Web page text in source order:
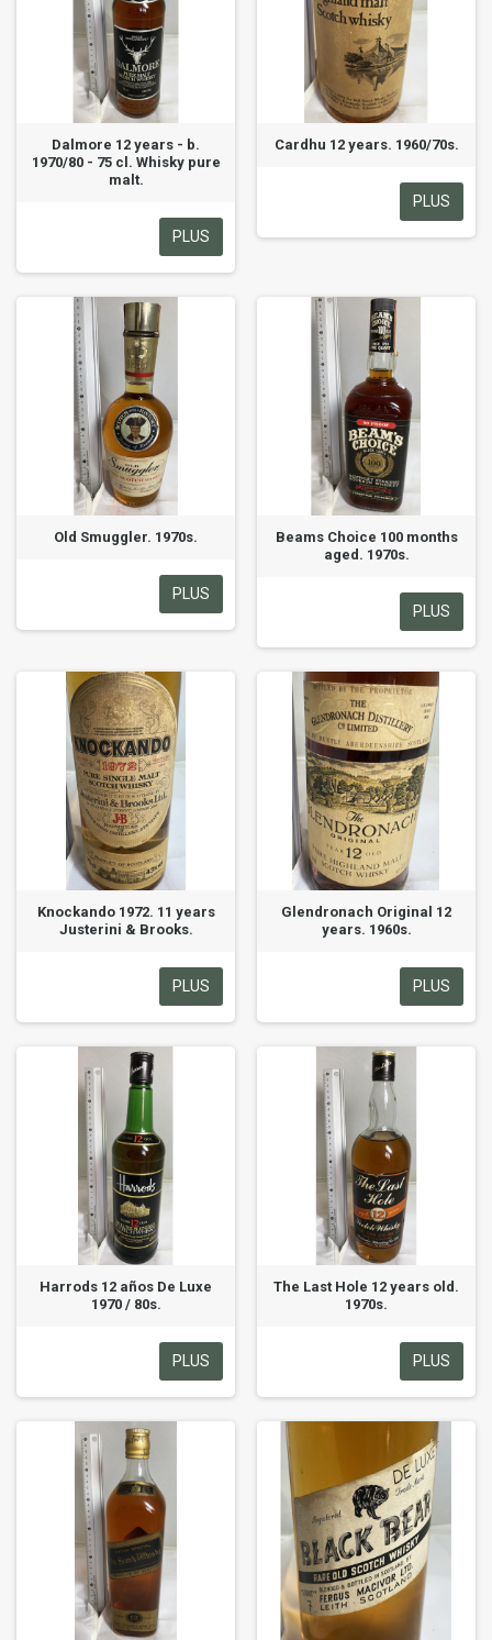
Dalmore 12 years - b.
1970/80 - 75 cl. Whisky pure
malt.
PLUS
Cardhu 12 years. 1960/70s.
PLUS
Old Smuggler. 1970s.
PLUS
Beams Choice 100 months
aged. 1970s.
PLUS
Knockando 1972. 11 years
Justerini & Brooks.
PLUS
Glendronach Original 12
years. 1960s.
PLUS
Harrods 12 años De Luxe
1970 / 80s.
PLUS
The Last Hole 12 years old.
1970s.
PLUS